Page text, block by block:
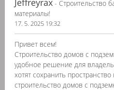
Jeffreyrax - Строительство
материалы!
17. 5. 2025 19:32
Привет всем!
Строительство домов с
удобное решение для
хотят сохранить
строительство домов с